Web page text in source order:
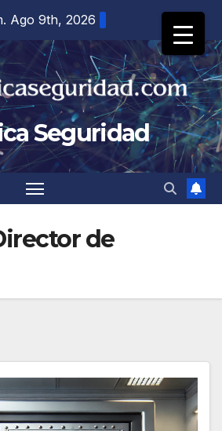
Ago 9th, 2026
Seguridad
de